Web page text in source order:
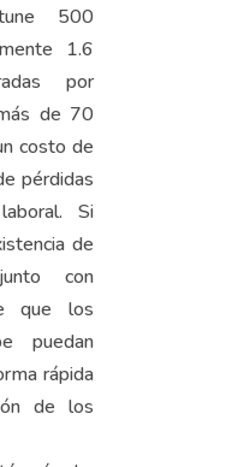
500
1.6
por
de 70
costo de
pérdidas
Si
de
con
que los
puedan
rápida
de los